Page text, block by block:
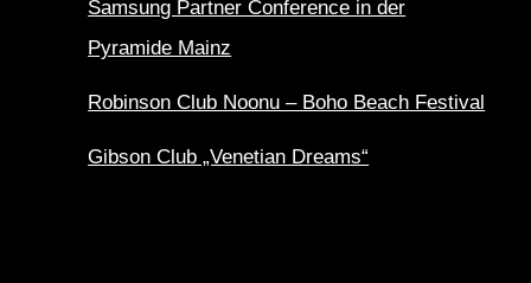
Samsung Partner Conference in der
Pyramide Mainz
Robinson Club Noonu – Boho Beach Festival
Gibson Club „Venetian Dreams“